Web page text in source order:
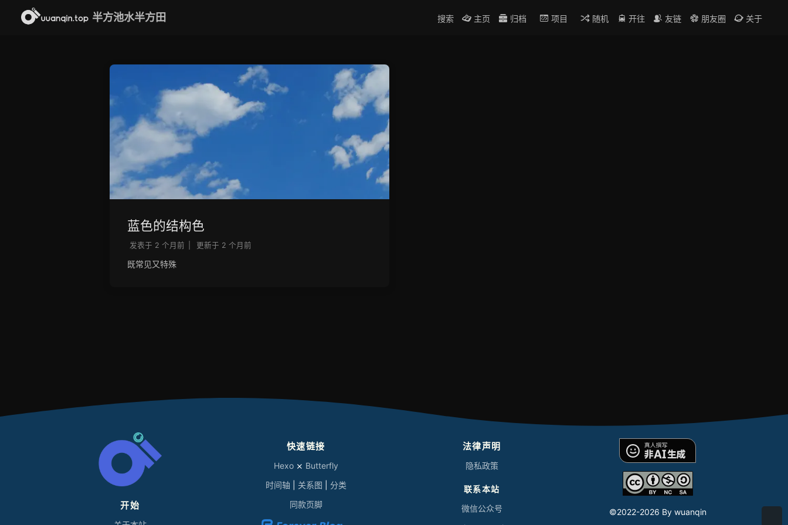
半方池水半方田 搜索 主页 归档 项目 随机 开往 友链 朋友圈 关于
蓝色的结构色
发表于 2 个月前 更新于 2 个月前
既常见又特殊
开始
快速链接
Hexo⨯ Butterfly
时间轴
关系图
分类
同款页脚
法律声明
隐私政策
联系本站
微信公众号
©2022-2026 By wuanqin